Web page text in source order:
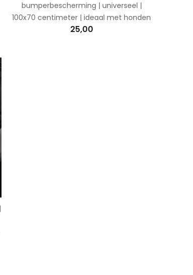
bumperbescherming | universeel |
100x70 centimeter | ideaal met honden
25,00